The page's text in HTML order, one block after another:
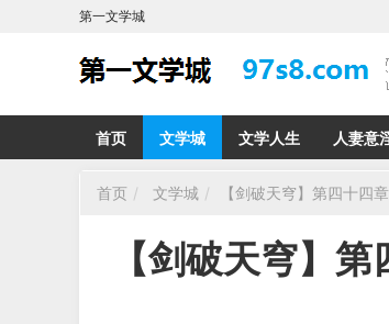
第一文学城
首页 文学城 文学人生 人妻意
首页 文学城 【剑破天穹】第四十四
【剑破天穹】